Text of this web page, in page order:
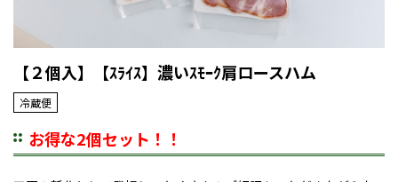
【２個入】【ｽﾗｲｽ】濃いｽﾓｰｸ肩ロースハム
冷蔵便
お得な2個セット！！